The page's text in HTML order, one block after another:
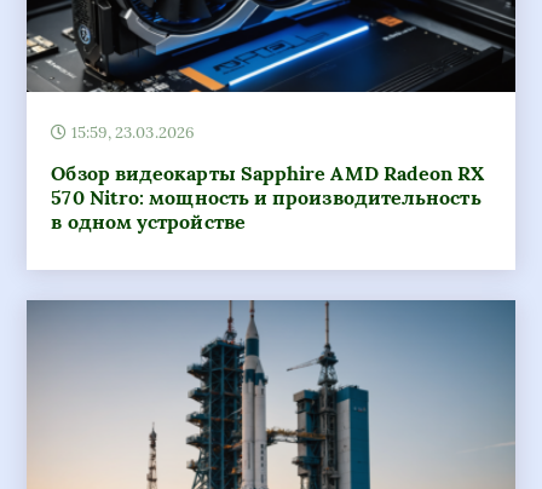
15:59, 23.03.2026
Обзор видеокарты Sapphire AMD Radeon RX
570 Nitro: мощность и производительность
в одном устройстве